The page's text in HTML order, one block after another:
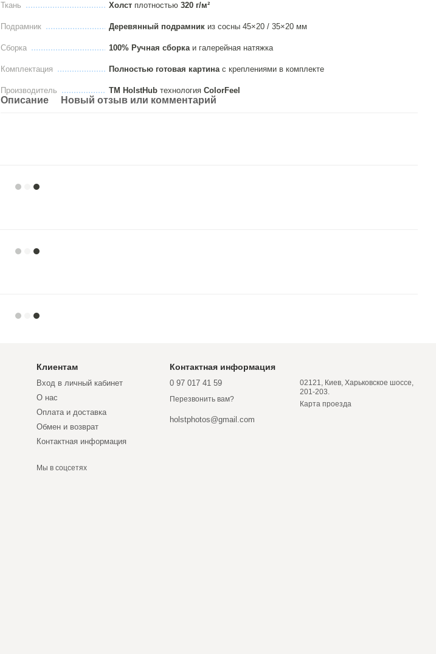
Ткань Холстплотностью 320 г/м²
Подрамник Деревянный подрамникиз сосны 45×20 / 35×20 мм
Сборка 100% Ручная сборкаи галерейная натяжка
Комплектация Полностью готовая картинас креплениями в комплекте
Производитель ТМ HolstHubтехнология ColorFeel
Описание Новый отзыв или комментарий
Клиентам
Вход в личный кабинет
О нас
Оплата и доставка
Обмен и возврат
Контактная информация
Мы в соцсетях
Контактная информация
0 97 017 41 59
Перезвонить вам?
holstphotos@gmail.com
02121, Киев, Харьковское шоссе,
201-203.
Карта проезда